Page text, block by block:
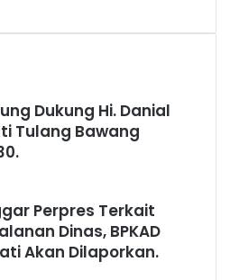
Dukung Hi. Danial
Tulang Bawang
Perpres Terkait
Dinas, BPKAD
Akan Dilaporkan.